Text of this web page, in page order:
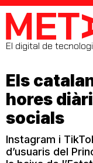
MetaData
El digital de
Els
hores
socials
Instagram i
d’usuaris del